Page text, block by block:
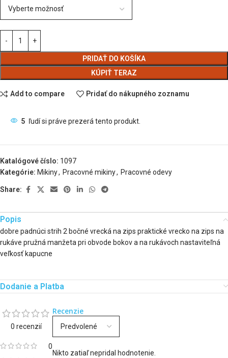
PRIDAŤ DO KOŠÍKA
KÚPIŤ TERAZ
Add to compare Pridať do nákupného zoznamu
5 ľudí si práve prezerá tento produkt.
Katalógové číslo: 1097
Kategórie: Mikiny, Pracovné mikiny, Pracovné odevy
Share:
Popis
dobre padnúci strih 2 bočné vrecká na zips praktické vrecko na zips na
rukáve pružná manžeta pri obvode bokov a na rukávoch nastaviteľná
veľkosť kapucne
Dodanie a Platba
0 recenzií
0
Recenzie
Nikto zatiaľ nepridal hodnotenie.